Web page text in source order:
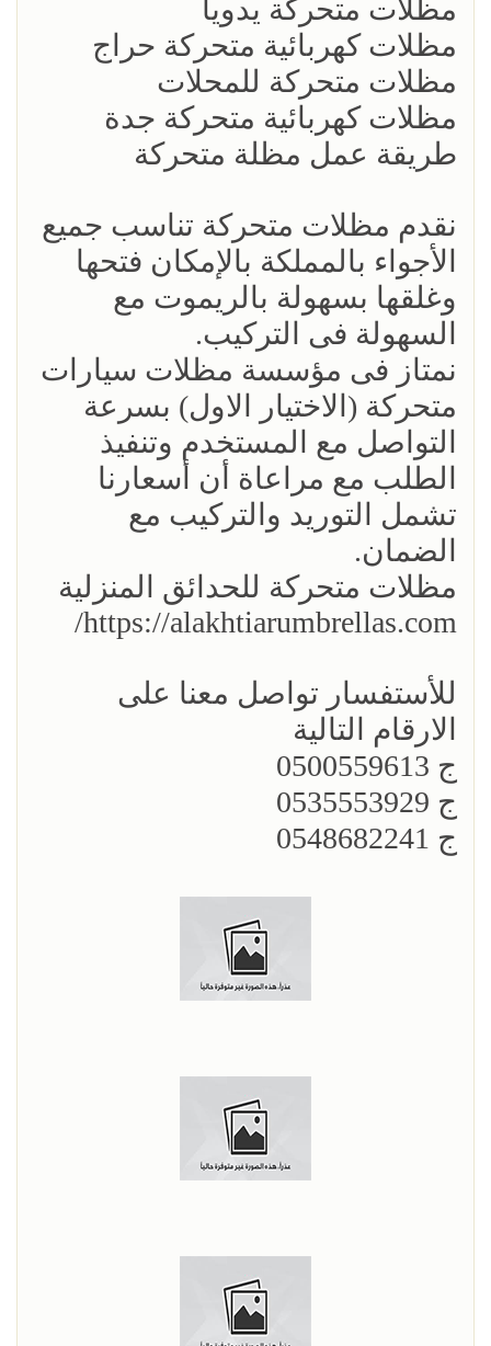
مظلات متحركة يدويا
مظلات كهربائية متحركة حراج
مظلات متحركة للمحلات
مظلات كهربائية متحركة جدة
طريقة عمل مظلة متحركة
نقدم مظلات متحركة تناسب جميع
الأجواء بالمملكة بالإمكان فتحها
وغلقها بسهولة بالريموت مع
السهولة فى التركيب.
نمتاز فى مؤسسة مظلات سيارات
متحركة (الاختيار الاول) بسرعة
التواصل مع المستخدم وتنفيذ
الطلب مع مراعاة أن أسعارنا
تشمل التوريد والتركيب مع
الضمان.
مظلات متحركة للحدائق المنزلية
https://alakhtiarumbrellas.com/
للأستفسار تواصل معنا على
الارقام التالية
ج 0500559613
ج 0535553929
ج 0548682241